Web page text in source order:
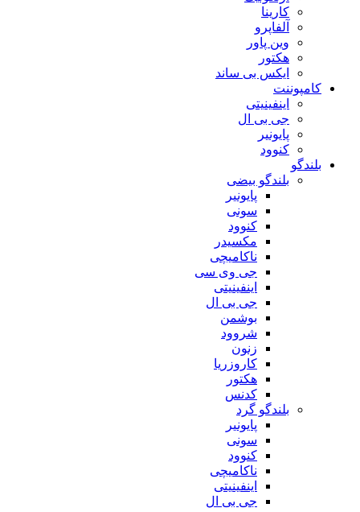
کارینا
آلفاپرو
وین پاور
هکتور
ایکس بی ساند
کامپوننت
اینفینیتی
جی بی ال
پایونیر
کنوود
بلندگو
بلندگو بیضی
پایونیر
سونی
کنوود
مکسیدر
ناکامیچی
جی وی سی
اینفینیتی
جی بی ال
بوشمن
شروود
زنون
کاروزریا
هکتور
کدنس
بلندگو گرد
پایونیر
سونی
کنوود
ناکامیچی
اینفینیتی
جی بی ال